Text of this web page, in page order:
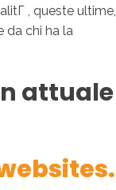
, queste ultime,
da chi ha la
attuale